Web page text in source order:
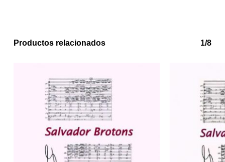
Productos relacionados 1/8